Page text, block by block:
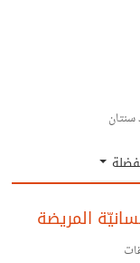
سنتان
المريضة